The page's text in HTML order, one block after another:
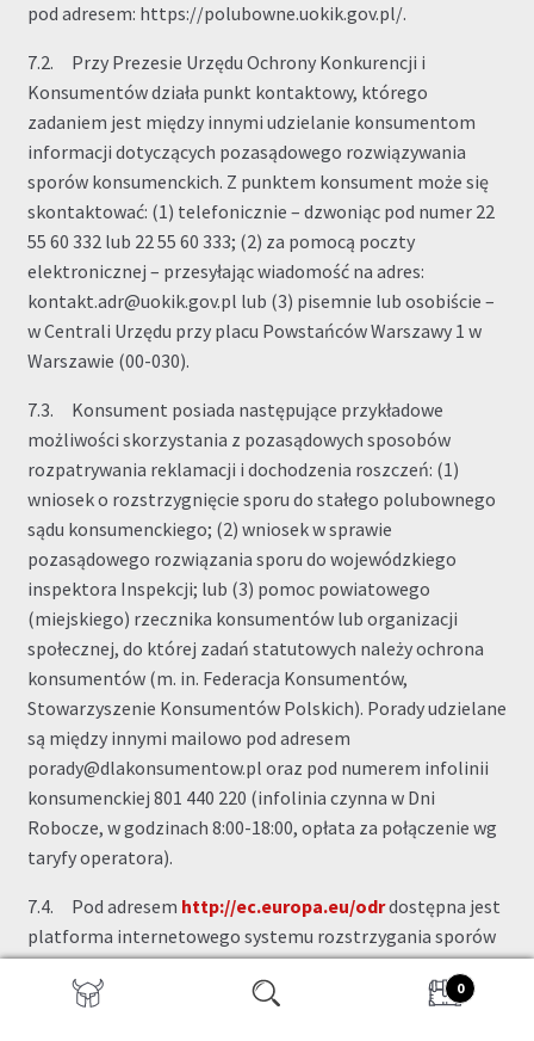
pod adresem: https://polubowne.uokik.gov.pl/.
7.2. Przy Prezesie Urzędu Ochrony Konkurencji i
Konsumentów działa punkt kontaktowy, którego
zadaniem jest między innymi udzielanie konsumentom
informacji dotyczących pozasądowego rozwiązywania
sporów konsumenckich. Z punktem konsument może się
skontaktować: (1) telefonicznie – dzwoniąc pod numer 22
55 60 332 lub 22 55 60 333; (2) za pomocą poczty
elektronicznej – przesyłając wiadomość na adres:
kontakt.adr@uokik.gov.pl lub (3) pisemnie lub osobiście –
w Centrali Urzędu przy placu Powstańców Warszawy 1 w
Warszawie (00-030).
7.3. Konsument posiada następujące przykładowe
możliwości skorzystania z pozasądowych sposobów
rozpatrywania reklamacji i dochodzenia roszczeń: (1)
wniosek o rozstrzygnięcie sporu do stałego polubownego
sądu konsumenckiego; (2) wniosek w sprawie
pozasądowego rozwiązania sporu do wojewódzkiego
inspektora Inspekcji; lub (3) pomoc powiatowego
(miejskiego) rzecznika konsumentów lub organizacji
społecznej, do której zadań statutowych należy ochrona
konsumentów (m. in. Federacja Konsumentów,
Stowarzyszenie Konsumentów Polskich). Porady udzielane
są między innymi mailowo pod adresem
porady@dlakonsumentow.pl oraz pod numerem infolinii
konsumenckiej 801 440 220 (infolinia czynna w Dni
Robocze, w godzinach 8:00-18:00, opłata za połączenie wg
taryfy operatora).
7.4. Pod adresem http://ec.europa.eu/odrdostępna jest
platforma internetowego systemu rozstrzygania sporów
pomiędzy konsumentami i przedsiębiorcami na szczeblu
unijnym (platforma ODR). Platforma ODR stanowi
0